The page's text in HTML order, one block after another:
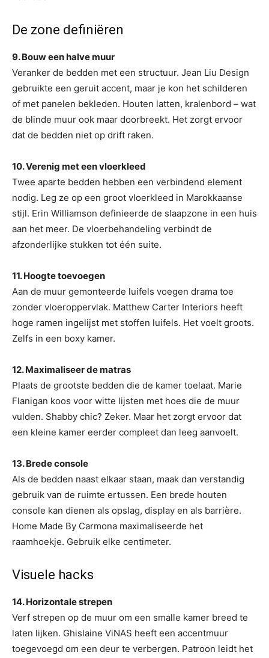
De zone definiëren
9. Bouw een halve muur
Veranker de bedden met een structuur. Jean Liu Design
gebruikte een geruit accent, maar je kon het schilderen
of met panelen bekleden. Houten latten, kralenbord – wat
de blinde muur ook maar doorbreekt. Het zorgt ervoor
dat de bedden niet op drift raken.
10. Verenig met een vloerkleed
Twee aparte bedden hebben een verbindend element
nodig. Leg ze op een groot vloerkleed in Marokkaanse
stijl. Erin Williamson definieerde de slaapzone in een huis
aan het meer. De vloerbehandeling verbindt de
afzonderlijke stukken tot één suite.
11. Hoogte toevoegen
Aan de muur gemonteerde luifels voegen drama toe
zonder vloeroppervlak. Matthew Carter Interiors heeft
hoge ramen ingelijst met stoffen luifels. Het voelt groots.
Zelfs in een boxy kamer.
12. Maximaliseer de matras
Plaats de grootste bedden die de kamer toelaat. Marie
Flanigan koos voor witte lijsten met hoes die de muur
vulden. Shabby chic? Zeker. Maar het zorgt ervoor dat
een kleine kamer eerder compleet dan leeg aanvoelt.
13. Brede console
Als de bedden naast elkaar staan, maak dan verstandig
gebruik van de ruimte ertussen. Een brede houten
console kan dienen als opslag, display en als barrière.
Home Made By Carmona maximaliseerde het
raamhoekje. Gebruik elke centimeter.
Visuele hacks
14. Horizontale strepen
Verf strepen op de muur om een smalle kamer breed te
laten lijken. Ghislaine ViNAS heeft een accentmuur
toegevoegd om een ​​deur te verbergen. Patroon leidt het